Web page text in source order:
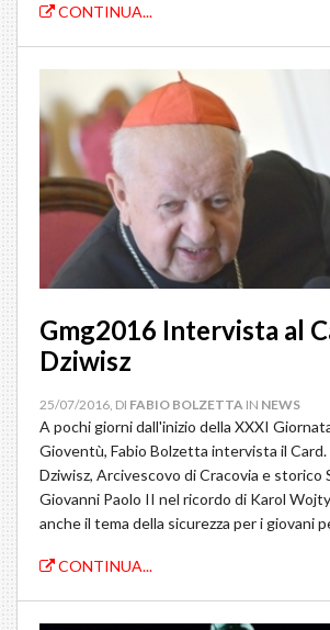
CONTINUA...
Gmg2016 Intervista al
Dziwisz
25/07/2016, DI FABIO BOLZETTA IN NEWS
A pochi giorni dall'inizio della XXXI
Gioventù, Fabio Bolzetta intervista il
Dziwisz, Arcivescovo di Cracovia e storico
Giovanni Paolo II nel ricordo di Karol
anche il tema della sicurezza per i giovani
CONTINUA...